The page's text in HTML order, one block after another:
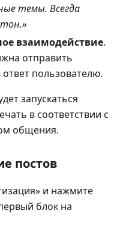
темы. Всегда
взаимодействие.
отправить
пользователю.
запускаться
в соответствии с
общения.
постов
и нажмите
блок на